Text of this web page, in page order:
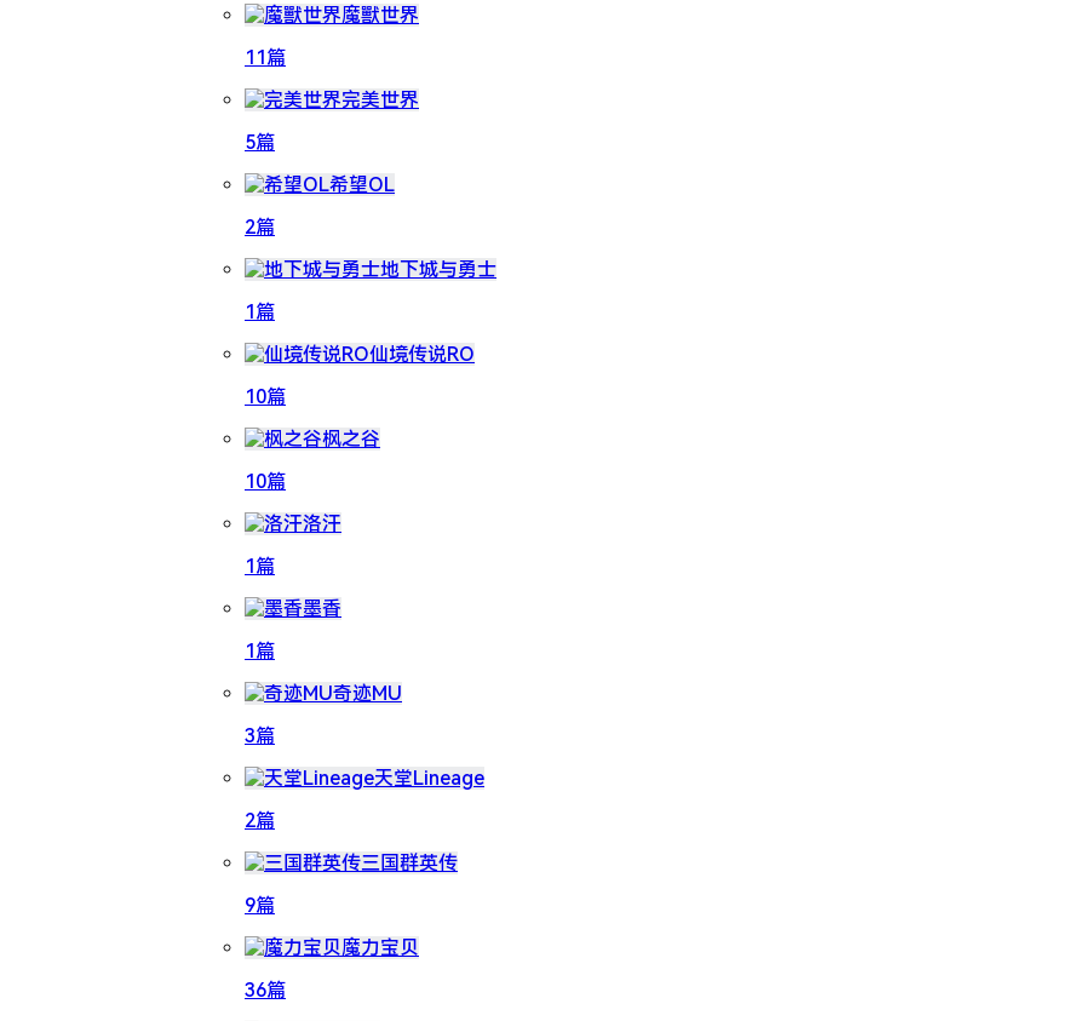
魔獸世界
11篇
完美世界
5篇
希望OL
2篇
地下城与勇士
1篇
仙境传说RO
10篇
枫之谷
10篇
洛汗
1篇
墨香
1篇
奇迹MU
3篇
天堂Lineage
2篇
三国群英传
9篇
魔力宝贝
36篇